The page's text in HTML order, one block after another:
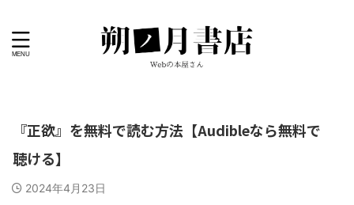
『正欲』を無料で読む方法【Audibleなら無料で
聴ける】
2024年4月23日